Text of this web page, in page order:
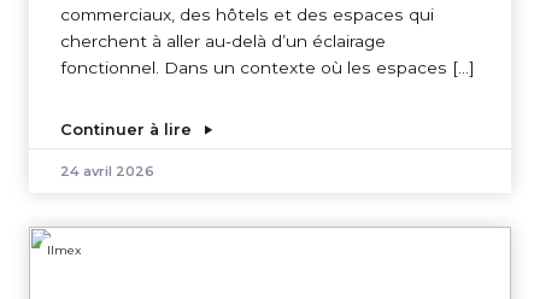
commerciaux, des hôtels et des espaces qui
cherchent à aller au-delà d’un éclairage
fonctionnel. Dans un contexte où les espaces […]
Continuer à lire
24 avril 2026
Ilmex